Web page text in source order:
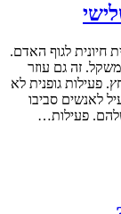
חיונית לגוף האדם.
זה גם עוזר
פעילות גופנית לא
לאנשים סביבו
פעילות…